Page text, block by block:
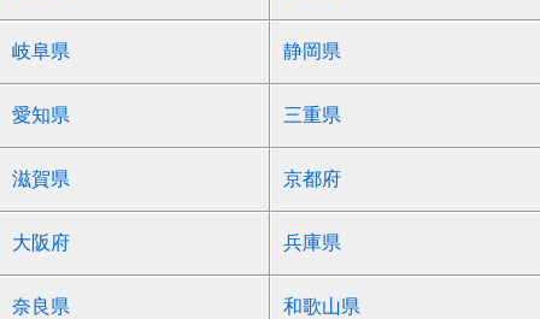
岐阜県 静岡県
愛知県 三重県
滋賀県 京都府
大阪府 兵庫県
奈良県 和歌山県